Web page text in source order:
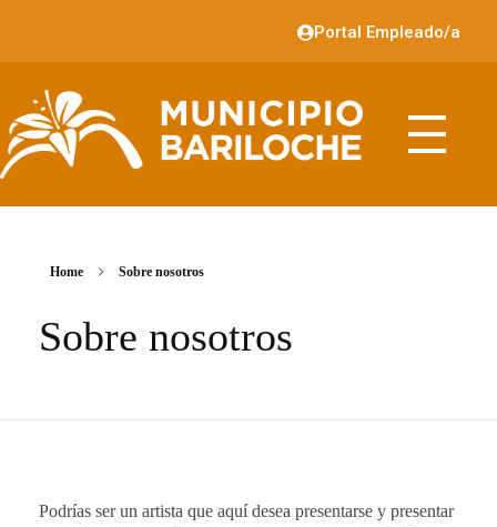
Portal Empleado/a
Home Sobre nosotros
Sobre nosotros
Podrías ser un artista que aquí desea presentarse y presentar